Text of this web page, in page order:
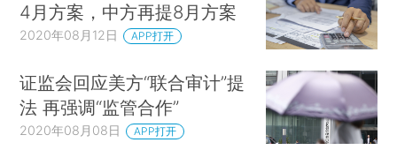
4月方案，中方再提8月方案
2020年08月12日 APP打开
证监会回应美方“联合审计”提
法 再强调“监管合作”
2020年08月08日 APP打开